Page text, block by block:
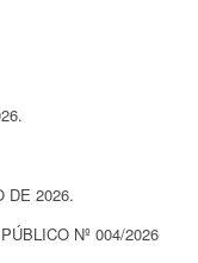
DE 2026.
Nº 004/2026